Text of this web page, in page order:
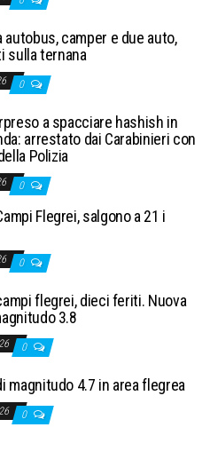
autobus, camper e due auto,
sulla ternana
0
a spacciare hashish in
arrestato dai Carabinieri con
Polizia
0
Flegrei, salgono a 21 i
0
flegrei, dieci feriti. Nuova
3.8
0
magnitudo 4.7 in area flegrea
0